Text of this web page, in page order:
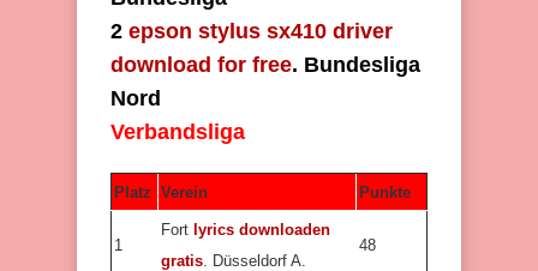
2 epson stylus sx410 driver
download for free. Bundesliga
Nord
Verbandsliga
Platz Verein Punkte
1
Fort lyrics downloaden
gratis . Düsseldorf A.
48